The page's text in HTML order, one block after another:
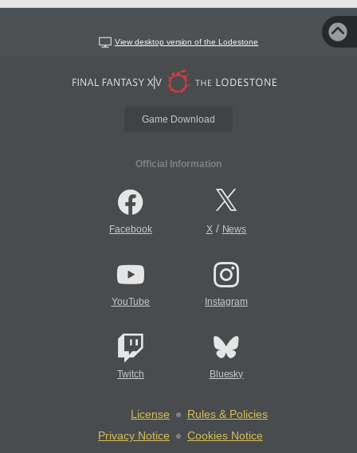
View desktop version of the Lodestone
Game Download
Official Information
Facebook X/ News
YouTube Instagram
Twitch Bluesky
License
Rules & Policies
Privacy Notice
Cookies Notice